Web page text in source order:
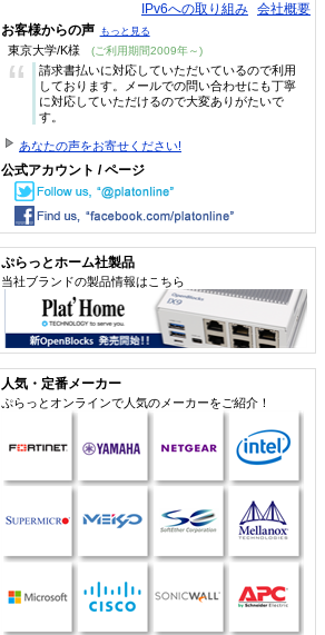
IPv6への取り組み 会社概要
お客様からの声 もっと見る
東京大学/K様 (ご利用期間2009年～)
“
請求書払いに対応していただいているので利用
しております。メールでの問い合わせにも丁寧
に対応していただけるので大変ありがたいで
す。
あなたの声をお寄せください!
公式アカウント / ページ
ぷらっとホーム社製品
当社ブランドの製品情報はこちら
人気・定番メーカー
ぷらっとオンラインで人気のメーカーをご紹介！